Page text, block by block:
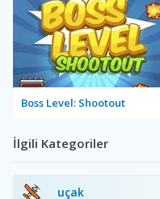
Boss Level: Shootout
İlgili Kategoriler
uçak